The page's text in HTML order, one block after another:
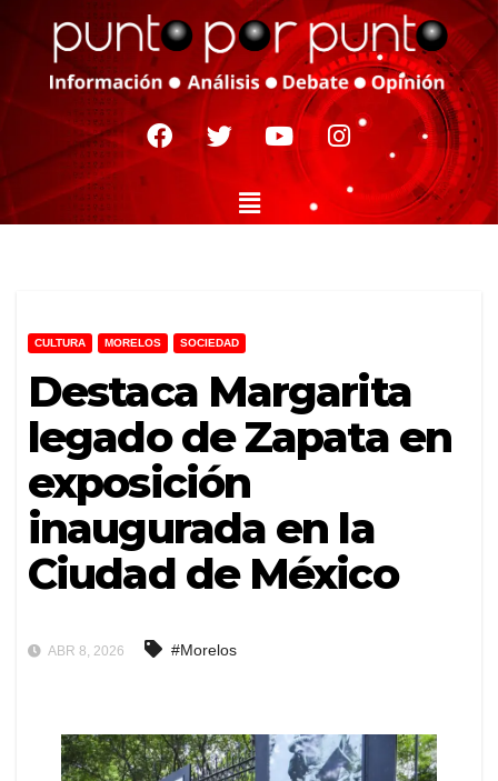
CULTURA MORELOS SOCIEDAD
Destaca Margarita
legado de Zapata en
exposición
inaugurada en la
Ciudad de México
ABR 8, 2026 #Morelos